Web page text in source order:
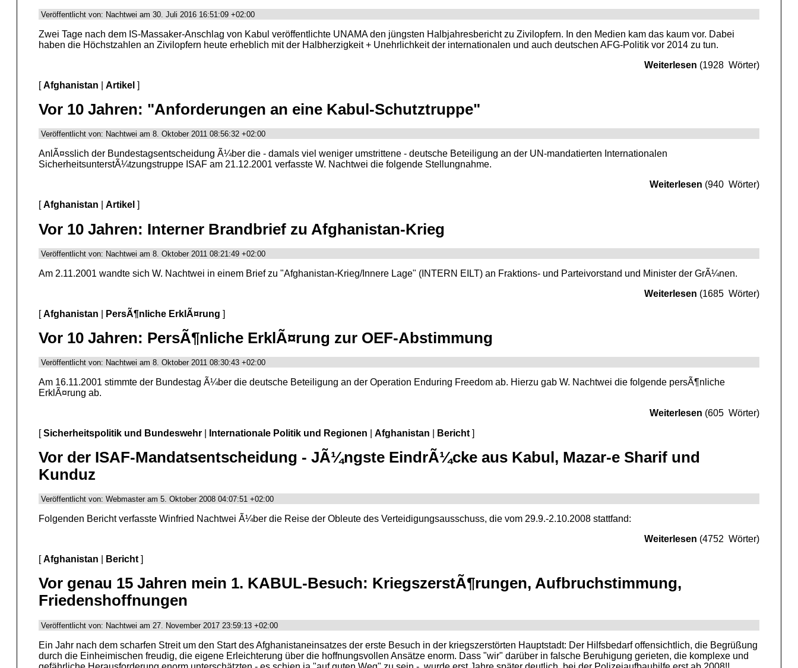
Veröffentlicht von: Nachtwei am 30. Juli 2016 16:51:09 +02:00
Zwei Tage nach dem IS-Massaker-Anschlag von Kabul veröffentlichte UNAMA den jüngsten Halbjahresbericht zu Zivilopfern. In den Medien kam das kaum vor. Dabei
haben die Höchstzahlen an Zivilopfern heute erheblich mit der Halbherzigkeit + Unehrlichkeit der internationalen und auch deutschen AFG-Politik vor 2014 zu tun.
Weiterlesen (1928 Wörter)
[Afghanistan Artikel ]
Vor 10 Jahren: "Anforderungen an eine Kabul-Schutztruppe"
Veröffentlicht von: Nachtwei am 8. Oktober 2011 08:56:32 +02:00
AnlÃ¤sslich der Bundestagsentscheidung Ã¼ber die - damals viel weniger umstrittene - deutsche Beteiligung an der UN-mandatierten Internationalen
SicherheitsunterstÃ¼tzungstruppe ISAF am 21.12.2001 verfasste W. Nachtwei die folgende Stellungnahme.
Weiterlesen (940 Wörter)
[Afghanistan Artikel ]
Vor 10 Jahren: Interner Brandbrief zu Afghanistan-Krieg
Veröffentlicht von: Nachtwei am 8. Oktober 2011 08:21:49 +02:00
Am 2.11.2001 wandte sich W. Nachtwei in einem Brief zu "Afghanistan-Krieg/Innere Lage" (INTERN EILT) an Fraktions- und Parteivorstand und Minister der GrÃ¼nen.
Weiterlesen (1685 Wörter)
[Afghanistan PersÃ¶nliche ErklÃ¤rung ]
Vor 10 Jahren: PersÃ¶nliche ErklÃ¤rung zur OEF-Abstimmung
Veröffentlicht von: Nachtwei am 8. Oktober 2011 08:30:43 +02:00
Am 16.11.2001 stimmte der Bundestag Ã¼ber die deutsche Beteiligung an der Operation Enduring Freedom ab. Hierzu gab W. Nachtwei die folgende persÃ¶nliche
ErklÃ¤rung ab.
Weiterlesen (605 Wörter)
[Sicherheitspolitik und Bundeswehr Internationale Politik und Regionen Afghanistan Bericht ]
Vor der ISAF-Mandatsentscheidung - JÃ¼ngste EindrÃ¼cke aus Kabul, Mazar-e Sharif und
Kunduz
Veröffentlicht von: Webmaster am 5. Oktober 2008 04:07:51 +02:00
Folgenden Bericht verfasste Winfried Nachtwei Ã¼ber die Reise der Obleute des Verteidigungsausschuss, die vom 29.9.-2.10.2008 stattfand:
Weiterlesen (4752 Wörter)
[Afghanistan Bericht ]
Vor genau 15 Jahren mein 1. KABUL-Besuch: KriegszerstÃ¶rungen, Aufbruchstimmung,
Friedenshoffnungen
Veröffentlicht von: Nachtwei am 27. November 2017 23:59:13 +02:00
Ein Jahr nach dem scharfen Streit um den Start des Afghanistaneinsatzes der erste Besuch in der kriegszerstörten Hauptstadt: Der Hilfsbedarf offensichtlich, die Begrüßung
durch die Einheimischen freudig, die eigene Erleichterung über die hoffnungsvollen Ansätze enorm. Dass "wir" darüber in falsche Beruhigung gerieten, die komplexe und